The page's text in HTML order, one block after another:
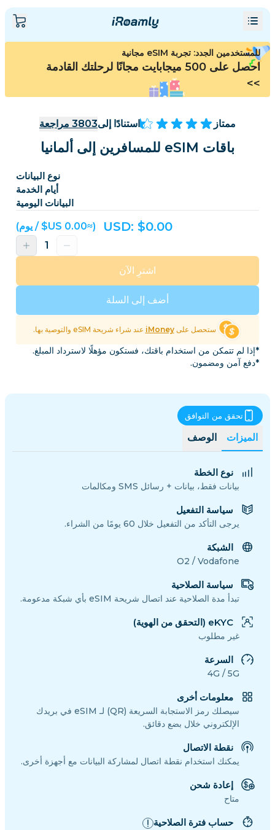
للمستخدمين الجدد: تجربة eSIM مجانية
احصل على 500 ميجابايت مجانًا لرحلتك القادمة
>>
ممتاز استنادًا إلى3803 مراجعة
باقات eSIM للمسافرين إلى ألمانيا
نوع البيانات
أيام الخدمة
البيانات اليومية
USD: $0.00 (≈‏0.00 US$ / يوم)
أضف إلى السلة
اشترِ الآن
ستحصل علىiMoney عند شراء شريحة eSIM والتوصية بها.
*إذا لم تتمكن من استخدام باقتك، فستكون مؤهلًا لاسترداد المبلغ.
*دفع آمن ومضمون.
الميزات الوصف
تحقق من التوافق
نوع الخطة
بيانات فقط، بيانات + رسائل SMS ومكالمات
سياسة التفعيل
يرجى التأكد من التفعيل خلال 60 يومًا من الشراء.
الشبكة
O2 / Vodafone
سياسة الصلاحية
تبدأ مدة الصلاحية عند اتصال شريحة eSIM بأي شبكة مدعومة.
eKYC (التحقق من الهوية)
غير مطلوب
السرعة
4G / 5G
معلومات أخرى
سيصلك رمز الاستجابة السريعة (QR) لـ eSIM في بريدك
الإلكتروني خلال بضع دقائق.
نقطة الاتصال
يمكنك استخدام نقطة اتصال لمشاركة البيانات مع أجهزة أخرى.
إعادة شحن
متاح
حساب فترة الصلاحية